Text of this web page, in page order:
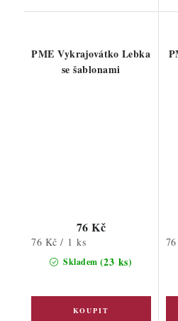
PME Vykrajovátko Lebka
se šablonami
Skladem (23 ks)
76 Kč
Měrná
cena:
76 Kč / 1 ks